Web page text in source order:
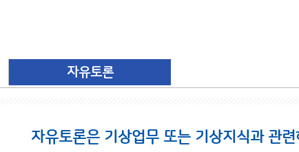
자유토론
자유토론은 기상업무 또는 기상지식과 관